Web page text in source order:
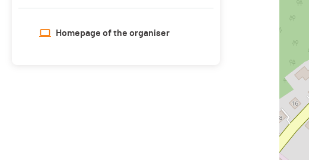
Homepage of the organiser